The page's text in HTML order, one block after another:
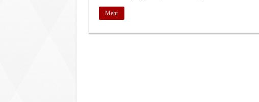
Mehr